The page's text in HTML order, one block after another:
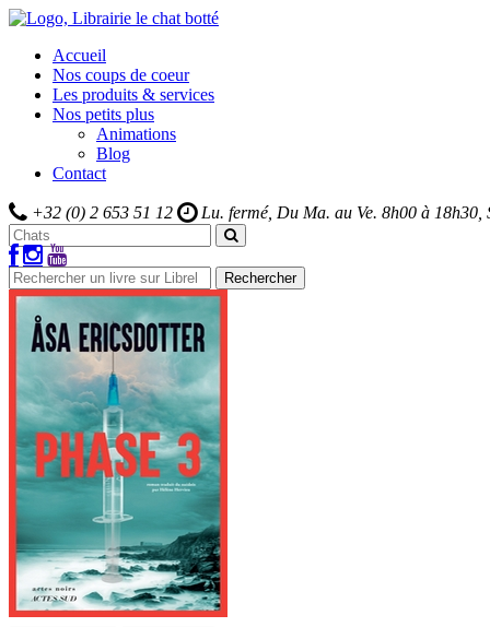
Accueil
Nos coups de coeur
Les produits & services
Nos petits plus
Animations
Blog
Contact
+32 (0) 2 653 51 12 Lu. fermé, Du Ma. au Ve. 8h00 à 18h30,
Rechercher